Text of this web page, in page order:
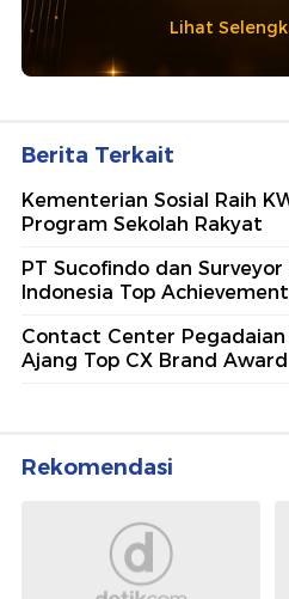
Lihat
Berita Terkait
Kementerian Sosial Raih
Program Sekolah Rakyat
PT Sucofindo dan
Indonesia Top
Contact Center Pegadaian
Ajang Top CX Brand Award
Rekomendasi